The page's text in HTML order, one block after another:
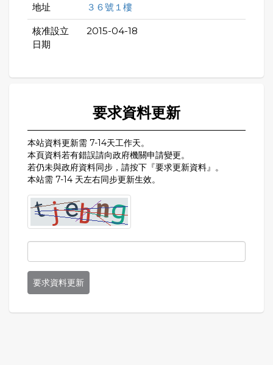
地址
３６號１樓
核准設立
日期
2015-04-18
要求資料更新
本站資料更新需 7-14天工作天。
本頁資料若有錯誤請向政府機關申請變更。
若仍未與政府資料同步，請按下『要求更新資料』。
本站需 7-14 天左右同步更新生效。
要求資料更新